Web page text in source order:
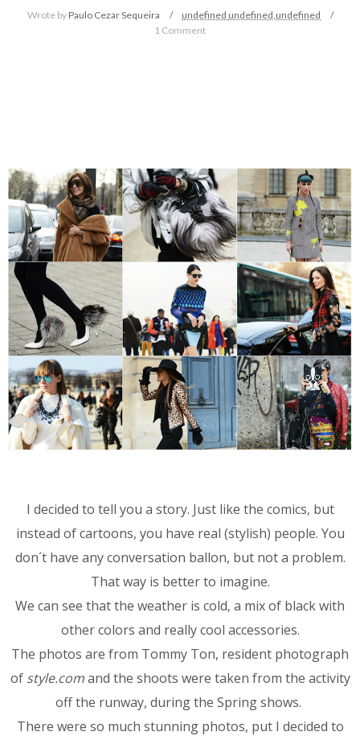
Wrote by Paulo Cezar Sequeira undefined undefined, undefined
1 Comment
I decided to tell you a story. Just like the comics, but
instead of cartoons, you have real (stylish) people. You
don´t have any conversation ballon, but not a problem.
That way is better to imagine.
We can see that the weather is cold, a mix of black with
other colors and really cool accessories.
The photos are from Tommy Ton, resident photograph
of style.comand the shoots were taken from the activity
off the runway, during the Spring shows.
There were so much stunning photos, put I decided to